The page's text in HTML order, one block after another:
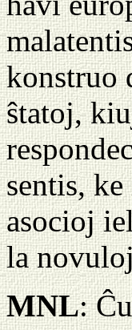
konstruo
ŝtatoj,
sentis,
asocioj
la
MNL: